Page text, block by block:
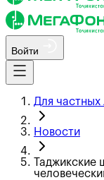
Войти
Для частных
Новости
Таджикские